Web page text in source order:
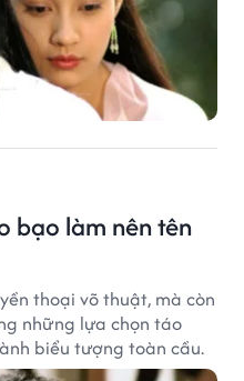
bạo làm nên tên
thoại võ thuật, mà còn
những lựa chọn táo
biểu tượng toàn cầu.